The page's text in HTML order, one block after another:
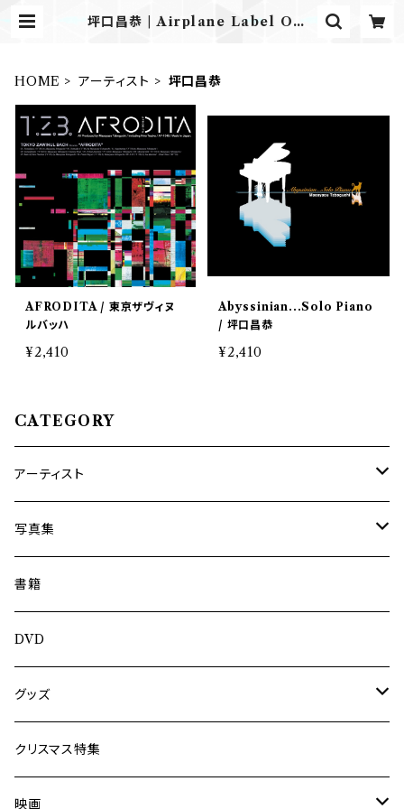
坪口昌恭 | Airplane Label ONL
HOME アーティスト 坪口昌恭
AFRODITA / 東京ザヴィヌ
ルバッハ
¥2,410
Abyssinian...Solo Piano
/ 坪口昌恭
¥2,410
CATEGORY
アーティスト
内海利勝
南博
ASA-CHANG
Jun Kawabata
Mooney
ミャンマー伝統音楽
写真集
Jun Kawabata
旅の記憶
書籍
DVD
グッズ
Tシャツ
クリスマス特集
映画